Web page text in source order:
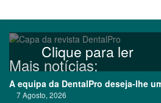
Clique para ler
Mais notícias:
A equipa da DentalPro deseja-lhe
7 Agosto, 2026